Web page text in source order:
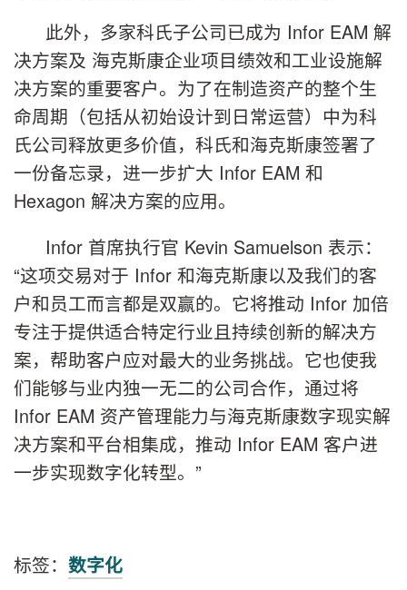
此外，多家科氏子公司已成为 Infor EAM 解
决方案及 海克斯康企业项目绩效和工业设施解
决方案的重要客户。为了在制造资产的整个生
命周期（包括从初始设计到日常运营）中为科
氏公司释放更多价值，科氏和海克斯康签署了
一份备忘录，进一步扩大 Infor EAM 和
Hexagon 解决方案的应用。
Infor 首席执行官 Kevin Samuelson 表示：
“这项交易对于 Infor 和海克斯康以及我们的客
户和员工而言都是双赢的。它将推动 Infor 加倍
专注于提供适合特定行业且持续创新的解决方
案，帮助客户应对最大的业务挑战。它也使我
们能够与业内独一无二的公司合作，通过将
Infor EAM 资产管理能力与海克斯康数字现实解
决方案和平台相集成，推动 Infor EAM 客户进
一步实现数字化转型。”
标签： 数字化